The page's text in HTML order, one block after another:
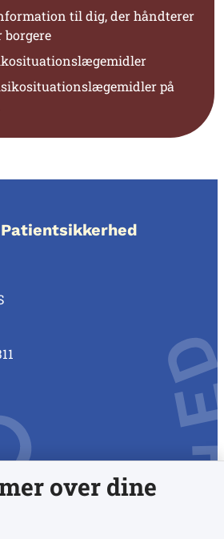
til dig, der håndterer
på
over dine